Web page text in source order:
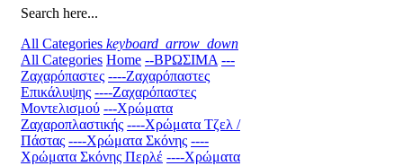
Search here...
All Categories keyboard_arrow_down
All Categories Home --ΒΡΩΣΙΜΑ ---
Ζαχαρόπαστες ----Ζαχαρόπαστες
Επικάλυψης ----Ζαχαρόπαστες
Μοντελισμού ---Χρώματα
Ζαχαροπλαστικής ----Χρώματα Τζελ /
Πάστας ----Χρώματα Σκόνης ----
Χρώματα Σκόνης Περλέ ----Χρώματα